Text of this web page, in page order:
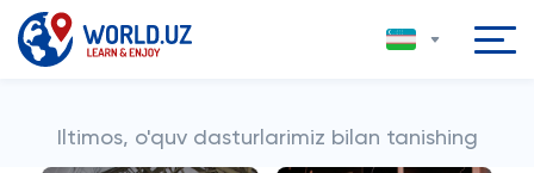
Iltimos, o'quv dasturlarimiz bilan tanishing